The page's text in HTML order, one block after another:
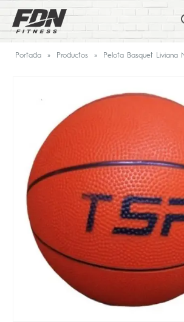
Portada » Productos » Pelota Basquet Liviana